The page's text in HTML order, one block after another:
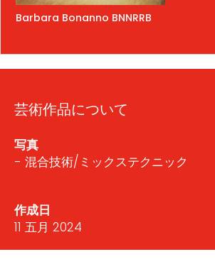
Barbara Bonanno BNNRRB
芸術作品について
写真
- 混合技術/ミックステクニック
作成日
11 五月 2024